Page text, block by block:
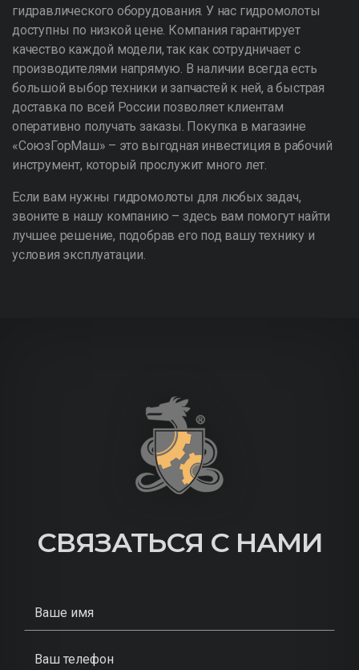
гидравлического оборудования. У нас гидромолоты
доступны по низкой цене. Компания гарантирует
качество каждой модели, так как сотрудничает с
производителями напрямую. В наличии всегда есть
большой выбор техники и запчастей к ней, а быстрая
доставка по всей России позволяет клиентам
оперативно получать заказы. Покупка в магазине
«СоюзГорМаш» – это выгодная инвестиция в рабочий
инструмент, который прослужит много лет.
Если вам нужны гидромолоты для любых задач,
звоните в нашу компанию – здесь вам помогут найти
лучшее решение, подобрав его под вашу технику и
условия эксплуатации.
СВЯЗАТЬСЯ С НАМИ